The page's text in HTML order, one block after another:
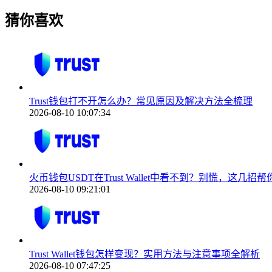
猜你喜欢
Trust钱包打不开怎么办？常见原因及解决方法全梳理
2026-08-10 10:07:34
火币钱包USDT在Trust Wallet中看不到？别慌，这几招帮
2026-08-10 09:21:01
Trust Wallet钱包怎样变现？实用方法与注意事项全解析
2026-08-10 07:47:25